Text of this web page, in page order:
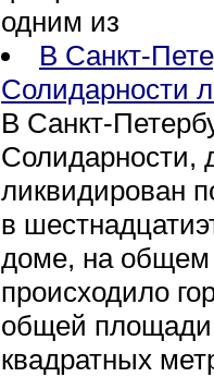
одним из
В Санкт-
Солидарности
В Санкт-
Солидарности,
ликвидирован
в
доме, на общем
происходило
общей площади
квадратных